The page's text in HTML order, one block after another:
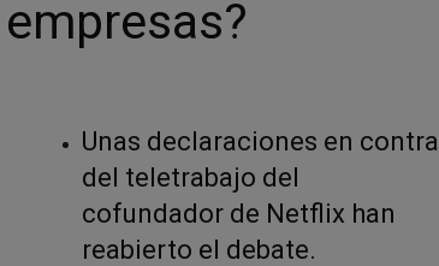
Unas declaraciones en contra
del teletrabajo del
cofundador de Netflix han
reabierto el debate.